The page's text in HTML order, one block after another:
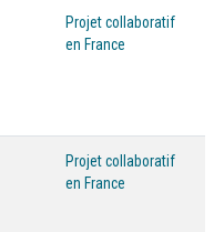
Projet collaboratif
en France
Projet collaboratif
en France